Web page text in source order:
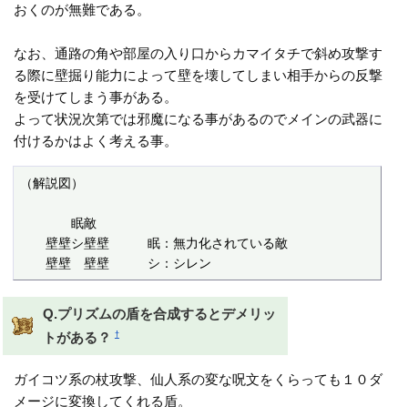
おくのが無難である。
なお、通路の角や部屋の入り口からカマイタチで斜め攻撃す
る際に壁掘り能力によって壁を壊してしまい相手からの反撃
を受けてしまう事がある。
よって状況次第では邪魔になる事があるのでメインの武器に
付けるかはよく考える事。
（解説図）
眠敵
壁壁シ壁壁　　　眠：無力化されている敵
壁壁　壁壁　　　シ：シレン
Q.プリズムの盾を合成するとデメリッ
トがある？
†
ガイコツ系の杖攻撃、仙人系の変な呪文をくらっても１０ダ
メージに変換してくれる盾。